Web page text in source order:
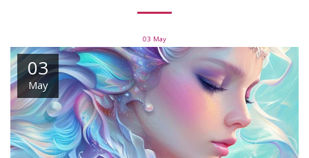
03 May
03
May